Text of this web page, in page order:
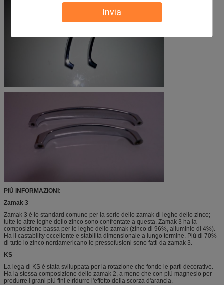
Invia
PIÙ INFORMAZIONI:
Zamak 3
Zamak 3 è lo standard comune per la serie dello zamak di leghe dello zinco;
tutte le altre leghe dello zinco sono confrontate a questa. Zamak 3 ha la
composizione bassa per le leghe dello zamak (zinco di 96%, alluminio di 4%).
Ha il castability eccellente e stabilità dimensionale a lungo termine. Più di 70%
di tutto lo zinco nordamericano le pressofusioni sono fatti da zamak 3.
KS
La lega di KS è stata sviluppata per la rotazione che fonde le parti decorative.
Ha la stessa composizione dello zamak 2, a meno che con più magnesio per
produrre i grani più fini e ridurre l'effetto della scorza d'arancia.